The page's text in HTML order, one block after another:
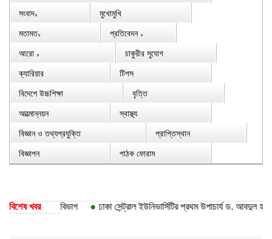
সংবাদ∨
মুখোমুখি
মতামত∨ প্রতিবেদন ∨
আরো ∨
চাকুরীর সুযোগ
ক্যারিয়ার
টিপস
বিদেশে উচ্চশিক্ষা
বৃত্তি
আত্মোন্নয়ন
স্বাস্থ্য
বিজ্ঞান ও তথ্যপ্রযুক্তি
প্রাপ্তিস্থান
বিজ্ঞাপন
পাঠক ফোরাম
বিশেষ খবর ১০ বিভাগ ঢাকা সেন্ট্রাল ইউনিভার্সিটির প্রথম উপাচার্য ড. আবদুল হাছিব